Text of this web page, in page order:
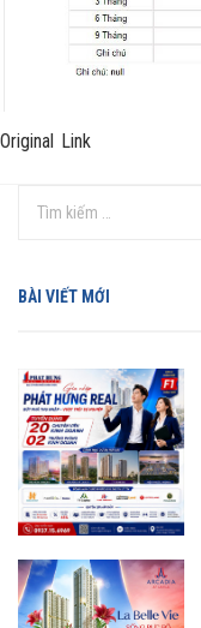
Original Link
BÀI VIẾT MỚI